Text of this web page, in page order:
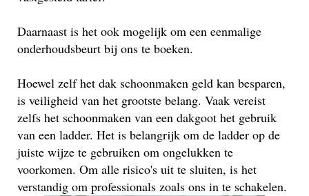
Daarnaast is het ook mogelijk om een eenmalige
onderhoudsbeurt bij ons te boeken.
Hoewel zelf het dak schoonmaken geld kan besparen,
is veiligheid van het grootste belang. Vaak vereist
zelfs het schoonmaken van een dakgoot het gebruik
van een ladder. Het is belangrijk om de ladder op de
juiste wijze te gebruiken om ongelukken te
voorkomen. Om alle risico's uit te sluiten, is het
verstandig om professionals zoals ons in te schakelen.